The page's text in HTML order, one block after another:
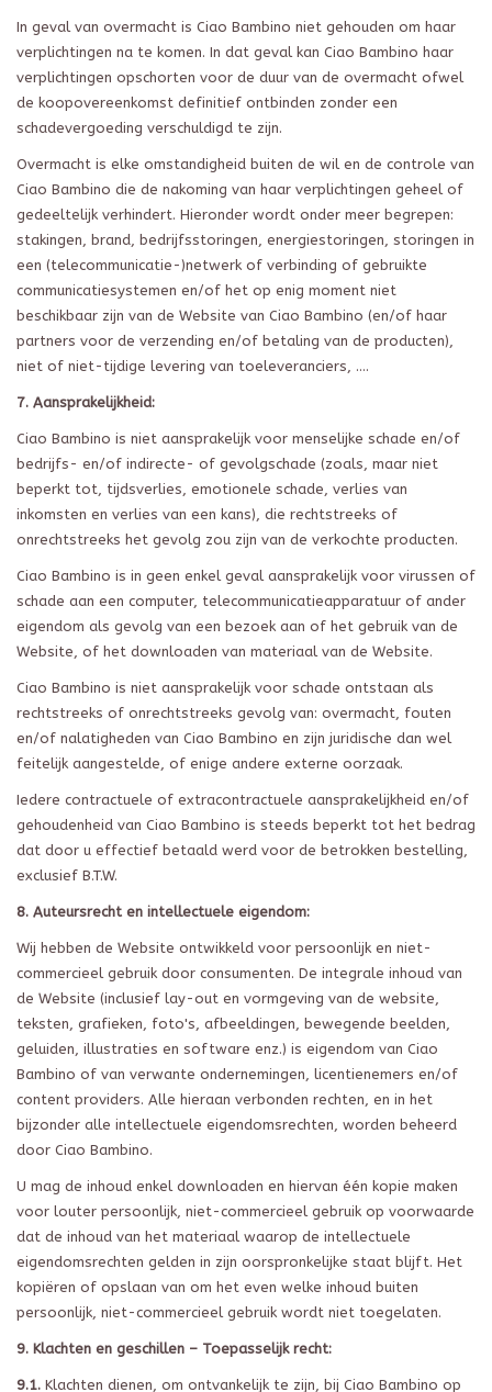
In geval van overmacht is Ciao Bambino niet gehouden om haar
verplichtingen na te komen. In dat geval kan Ciao Bambino haar
verplichtingen opschorten voor de duur van de overmacht ofwel
de koopovereenkomst definitief ontbinden zonder een
schadevergoeding verschuldigd te zijn.
Overmacht is elke omstandigheid buiten de wil en de controle van
Ciao Bambino die de nakoming van haar verplichtingen geheel of
gedeeltelijk verhindert. Hieronder wordt onder meer begrepen:
stakingen, brand, bedrijfsstoringen, energiestoringen, storingen in
een (telecommunicatie-)netwerk of verbinding of gebruikte
communicatiesystemen en/of het op enig moment niet
beschikbaar zijn van de Website van Ciao Bambino (en/of haar
partners voor de verzending en/of betaling van de producten),
niet of niet-tijdige levering van toeleveranciers, ….
7. Aansprakelijkheid:
Ciao Bambino is niet aansprakelijk voor menselijke schade en/of
bedrijfs- en/of indirecte- of gevolgschade (zoals, maar niet
beperkt tot, tijdsverlies, emotionele schade, verlies van
inkomsten en verlies van een kans), die rechtstreeks of
onrechtstreeks het gevolg zou zijn van de verkochte producten.
Ciao Bambino is in geen enkel geval aansprakelijk voor virussen of
schade aan een computer, telecommunicatieapparatuur of ander
eigendom als gevolg van een bezoek aan of het gebruik van de
Website, of het downloaden van materiaal van de Website.
Ciao Bambino is niet aansprakelijk voor schade ontstaan als
rechtstreeks of onrechtstreeks gevolg van: overmacht, fouten
en/of nalatigheden van Ciao Bambino en zijn juridische dan wel
feitelijk aangestelde, of enige andere externe oorzaak.
Iedere contractuele of extracontractuele aansprakelijkheid en/of
gehoudenheid van Ciao Bambino is steeds beperkt tot het bedrag
dat door u effectief betaald werd voor de betrokken bestelling,
exclusief B.T.W.
8. Auteursrecht en intellectuele eigendom:
Wij hebben de Website ontwikkeld voor persoonlijk en niet-
commercieel gebruik door consumenten. De integrale inhoud van
de Website (inclusief lay-out en vormgeving van de website,
teksten, grafieken, foto's, afbeeldingen, bewegende beelden,
geluiden, illustraties en software enz.) is eigendom van Ciao
Bambino of van verwante ondernemingen, licentienemers en/of
content providers. Alle hieraan verbonden rechten, en in het
bijzonder alle intellectuele eigendomsrechten, worden beheerd
door Ciao Bambino.
U mag de inhoud enkel downloaden en hiervan één kopie maken
voor louter persoonlijk, niet-commercieel gebruik op voorwaarde
dat de inhoud van het materiaal waarop de intellectuele
eigendomsrechten gelden in zijn oorspronkelijke staat blijft. Het
kopiëren of opslaan van om het even welke inhoud buiten
persoonlijk, niet-commercieel gebruik wordt niet toegelaten.
9. Klachten en geschillen – Toepasselijk recht:
9.1. Klachten dienen, om ontvankelijk te zijn, bij Ciao Bambino op